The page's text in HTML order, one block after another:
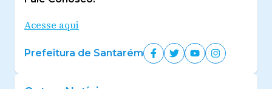
Acesse aqui
Prefeitura de Santarém